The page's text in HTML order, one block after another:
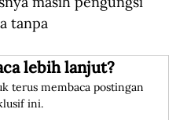
tanpa
lebih lanjut?
terus membaca postingan
ini.